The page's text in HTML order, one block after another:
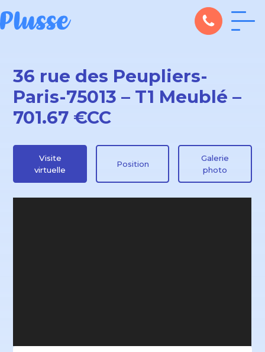
36 rue des Peupliers-
Paris-75013 – T1 Meublé –
701.67 €CC
Visite
virtuelle
Position
Galerie
photo